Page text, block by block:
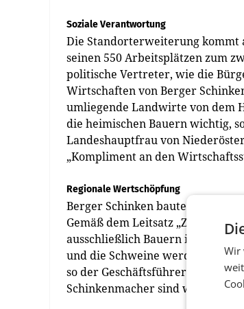
Soziale Verantwortung
Die Standorterweiterung kommt
seinen 550 Arbeitsplätzen zum
politische Vertreter, wie die
Wirtschaften von Berger
umliegende Landwirte von dem
die heimischen Bauern wichtig,
Landeshauptfrau von
„Kompliment an den
Regionale Wertschöpfung
Berger Schinken baute die
Gemäß dem Leitsatz „Zukunft
ausschließlich Bauern im
und die Schweine werden mit
so der Geschäftsführer Rudolf
Schinkenmacher sind wir davon
Wir